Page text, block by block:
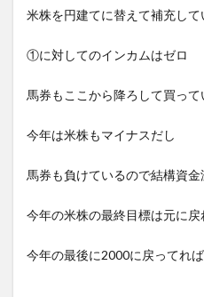
米株を円建てに替えて補充して
①に対してのインカムはゼロ
馬券もここから降ろして買っ
今年は米株もマイナスだし
馬券も負けているので結構資金
今年の米株の最終目標は元に戻
今年の最後に2000に戻ってれば